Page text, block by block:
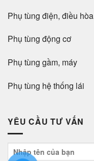
Phụ tùng điện, điều hòa
Phụ tùng động cơ
Phụ tùng gầm, máy
Phụ tùng hệ thống lái
YÊU CẦU TƯ VẤN